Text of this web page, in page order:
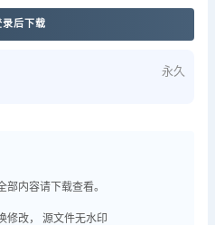
录后下载
永久
部内容请下载查看。
修改， 源文件无水印